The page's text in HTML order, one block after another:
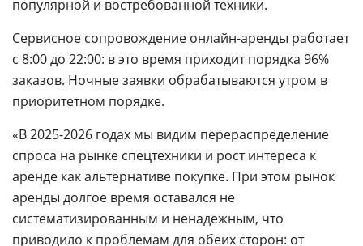
популярной и востребованной техники.
Сервисное сопровождение онлайн-аренды работает
с 8:00 до 22:00: в это время приходит порядка 96%
заказов. Ночные заявки обрабатываются утром в
приоритетном порядке.
«В 2025-2026 годах мы видим перераспределение
спроса на рынке спецтехники и рост интереса к
аренде как альтернативе покупке. При этом рынок
аренды долгое время оставался не
систематизированным и ненадежным, что
приводило к проблемам для обеих сторон: от